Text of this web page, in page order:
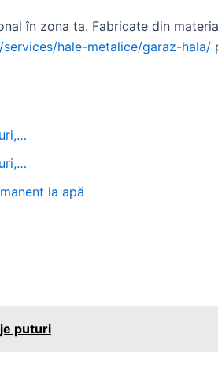
în zona ta. Fabricate din
hale-metalice/garaz-hala/
la apă
puturi